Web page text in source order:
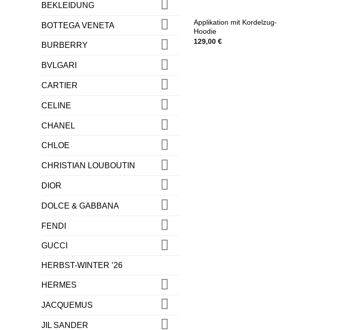
BEKLEIDUNG
BOTTEGA VENETA
BURBERRY
BVLGARI
CARTIER
CELINE
CHANEL
CHLOE
CHRISTIAN LOUBOUTIN
DIOR
DOLCE & GABBANA
FENDI
GUCCI
HERBST-WINTER ’26
HERMES
JACQUEMUS
JIL SANDER
Applikation mit Kordelzug-
Hoodie
129,00€